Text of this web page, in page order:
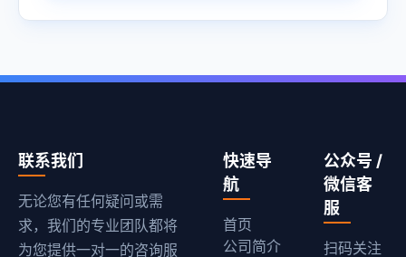
联系我们
无论您有任何疑问或需
求，我们的专业团队都将
为您提供一对一的咨询服
快速导
航
首页
公司简介
公众号 /
微信客
服
扫码关注